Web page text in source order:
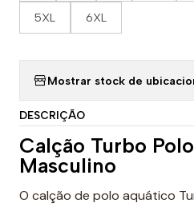
5XL 6XL
Mostrar stock de
DESCRIÇÃO
Calção Turbo
Masculino
O calção de polo aquático